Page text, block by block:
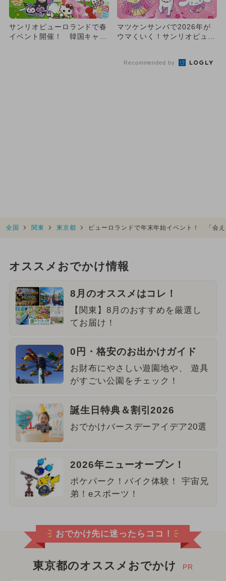
サンリオピューロランドで春
イベント開催！ 韓国キャラ
マツケンサンバで2026年が
ウマくいく！サンリオピュー
Recommended by
全国 関東 東京都 ピューロランドで年末年始イベント！ 「会
オススメおでかけ情報
8月のオススメはコレ！
【関東】8月のおすすめを厳選し
てお届け！
0円・格安のお出かけガイド
お財布にやさしい遊園地や、 遊具
がすごい公園をチェック！
誕生日特典＆割引2026
おでかけバースデーアイデア20選
2026年ニューオープン！
ポケパーク！バイク体験！ 宇宙兄
弟！eスポーツ！
おでかけ先に迷ったらココ！
東京都のオススメおでかけ PR